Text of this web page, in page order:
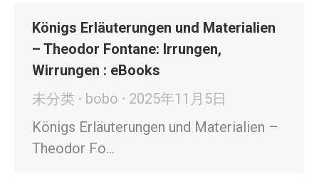
Königs Erläuterungen und Materialien
– Theodor Fontane: Irrungen,
Wirrungen : eBooks
未分类
bobo
2025年11月5日
Königs Erläuterungen und Materialien –
Theodor Fo…